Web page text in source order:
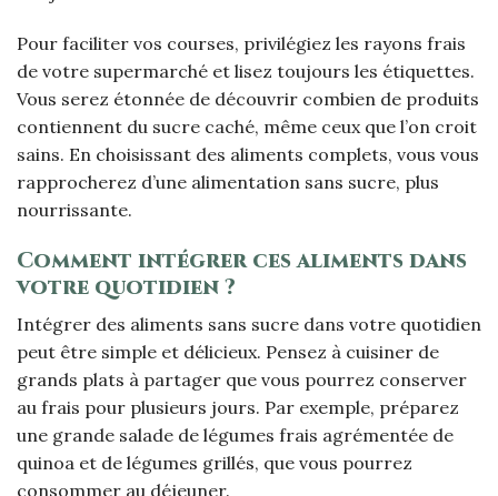
Pour faciliter vos courses, privilégiez les rayons frais
de votre supermarché et lisez toujours les étiquettes.
Vous serez étonnée de découvrir combien de produits
contiennent du sucre caché, même ceux que l’on croit
sains. En choisissant des aliments complets, vous vous
rapprocherez d’une alimentation sans sucre, plus
nourrissante.
Comment intégrer ces aliments dans
votre quotidien ?
Intégrer des aliments sans sucre dans votre quotidien
peut être simple et délicieux. Pensez à cuisiner de
grands plats à partager que vous pourrez conserver
au frais pour plusieurs jours. Par exemple, préparez
une grande salade de légumes frais agrémentée de
quinoa et de légumes grillés, que vous pourrez
consommer au déjeuner.